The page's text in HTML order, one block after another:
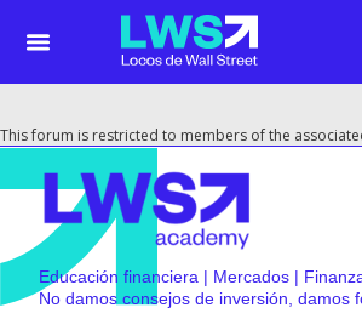
This forum is restricted to members of the
Educación financiera | Mercados |
No damos consejos de inversión, damos